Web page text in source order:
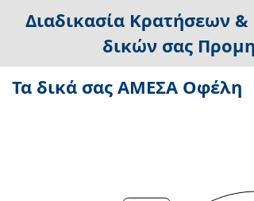
Διαδικασία Κρατήσεων &
δικών σας
Τα δικά σας ΑΜΕΣΑ Οφέλη